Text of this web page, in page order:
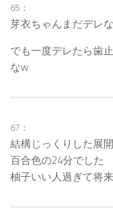
65：
芽衣ちゃんまだデレ
でも一度デレたら歯
なw
67：
結構じっくりした展
百合色の24分でした
柚子いい人過ぎて将